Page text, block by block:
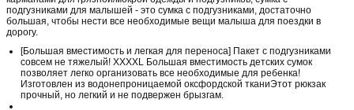
подгузниками для малышей - это сумка с подгузниками, достаточно
большая, чтобы нести все необходимые вещи малыша для поездки в
дорогу.
[Большая вместимость и легкая для переноса] Пакет с подгузниками
совсем не тяжелый! XXXXL Большая вместимость детских сумок
позволяет легко организовать все необходимые для ребенка!
Изготовлен из водонепроницаемой оксфордской тканиЭтот рюкзак
прочный, но легкий и не подвержен брызгам.